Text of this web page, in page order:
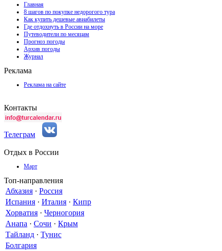
Главная
8 шагов по покупке недорогого тура
Как купить дешевые авиабилеты
Где отдохнуть в России на море
Путеводители по месяцам
Прогноз погоды
Архив погоды
Журнал
Реклама
Реклама на сайте
Контакты
Телеграм
Отдых в России
Март
Топ-направления
Абхазия · Россия
Испания · Италия · Кипр
Хорватия · Черногория
Анапа · Сочи · Крым
Тайланд · Тунис
Болгария